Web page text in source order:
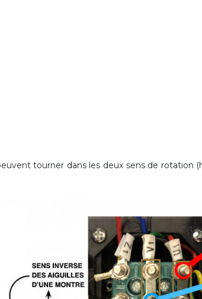
tourner dans les deux sens de rotation